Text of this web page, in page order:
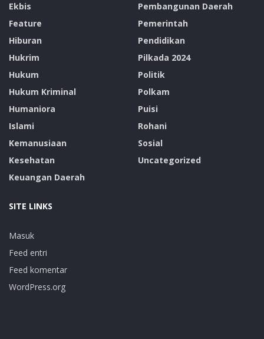
Ekbis
Feature
Hiburan
Hukrim
Hukum
Hukum Kriminal
Humaniora
Islami
Kemanusiaan
Kesehatan
Keuangan Daerah
Pembangunan Daerah
Pemerintah
Pendidikan
Pilkada 2024
Politik
Polkam
Puisi
Rohani
Sosial
Uncategorized
SITE LINKS
Masuk
Feed entri
Feed komentar
WordPress.org